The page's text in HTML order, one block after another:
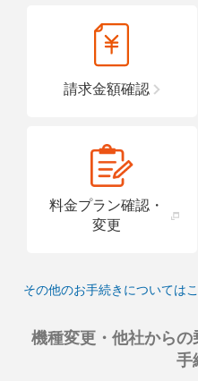
請求金額確認
料金プラン確認・
変更
その他のお手続きについては
機種変更・他社から
手